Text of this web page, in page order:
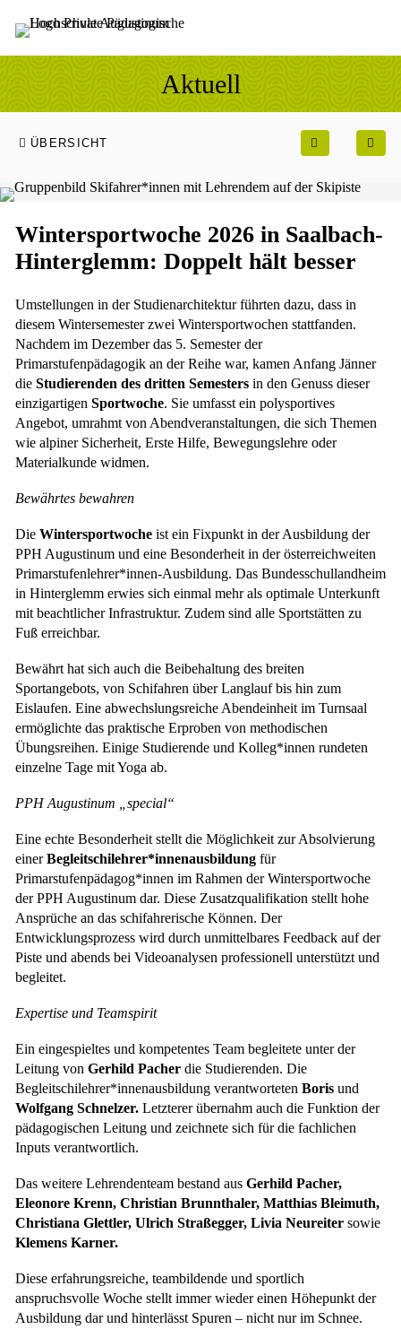
Sprung zum Hauptinhalt
Sprung zur Fusszeile
Aktuell
ÜBERSICHT
Wintersportwoche 2026 in Saalbach-
Hinterglemm: Doppelt hält besser
Umstellungen in der Studienarchitektur führten dazu, dass in
diesem Wintersemester zwei Wintersportwochen stattfanden.
Nachdem im Dezember das 5. Semester der
Primarstufenpädagogik an der Reihe war, kamen Anfang Jänner
die Studierenden des dritten Semesters in den Genuss dieser
einzigartigen Sportwoche. Sie umfasst ein polysportives
Angebot, umrahmt von Abendveranstaltungen, die sich Themen
wie alpiner Sicherheit, Erste Hilfe, Bewegungslehre oder
Materialkunde widmen.
Bewährtes bewahren
Die Wintersportwoche ist ein Fixpunkt in der Ausbildung der
PPH Augustinum und eine Besonderheit in der österreichweiten
Primarstufenlehrer*innen-Ausbildung. Das Bundesschullandheim
in Hinterglemm erwies sich einmal mehr als optimale Unterkunft
mit beachtlicher Infrastruktur. Zudem sind alle Sportstätten zu
Fuß erreichbar.
Bewährt hat sich auch die Beibehaltung des breiten
Sportangebots, von Schifahren über Langlauf bis hin zum
Eislaufen. Eine abwechslungsreiche Abendeinheit im Turnsaal
ermöglichte das praktische Erproben von methodischen
Übungsreihen. Einige Studierende und Kolleg*innen rundeten
einzelne Tage mit Yoga ab.
PPH Augustinum „special“
Eine echte Besonderheit stellt die Möglichkeit zur Absolvierung
einerBegleitschilehrer*innenausbildung für
Primarstufenpädagog*innen im Rahmen der Wintersportwoche
der PPH Augustinum dar. Diese Zusatzqualifikation stellt hohe
Ansprüche an das schifahrerische Können. Der
Entwicklungsprozess wird durch unmittelbares Feedback auf der
Piste und abends bei Videoanalysen professionell unterstützt und
begleitet.
Expertise und Teamspirit
Ein eingespieltes und kompetentes Team begleitete unter der
Leitung von Gerhild Pacher die Studierenden. Die
Begleitschilehrer*innenausbildung verantworteten Boris und
Wolfgang Schnelzer. Letzterer übernahm auch die Funktion der
pädagogischen Leitung und zeichnete sich für die fachlichen
Inputs verantwortlich.
Das weitere Lehrendenteam bestand aus Gerhild Pacher,
Eleonore Krenn, Christian Brunnthaler, Matthias Bleimuth,
Christiana Glettler, Ulrich Straßegger, Livia Neureiter sowie
Klemens Karner.
Diese erfahrungsreiche, teambildende und sportlich
anspruchsvolle Woche stellt immer wieder einen Höhepunkt der
Ausbildung dar und hinterlässt Spuren – nicht nur im Schnee.